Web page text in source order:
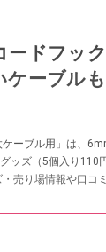
ードフッ
ケーブル
ーブル用」は、
ッズ（5個入り110
売り場情報や口コ